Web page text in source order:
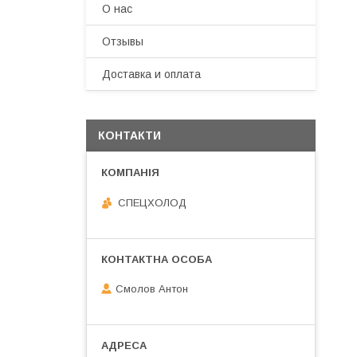
О нас
Отзывы
Доставка и оплата
КОНТАКТИ
СПЕЦХОЛОД
Смолов Антон